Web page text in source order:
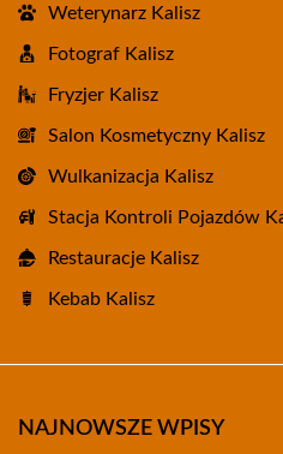
Weterynarz Kalisz
Fotograf Kalisz
Fryzjer Kalisz
Salon Kosmetyczny Kalisz
Wulkanizacja Kalisz
Stacja Kontroli Pojazdów
Restauracje Kalisz
Kebab Kalisz
NAJNOWSZE WPISY